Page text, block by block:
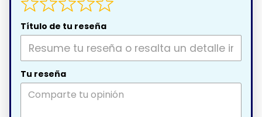
Título de tu reseña
Tu reseña